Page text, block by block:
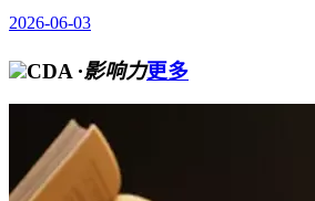
2026-06-03
CDA ·影响力更多